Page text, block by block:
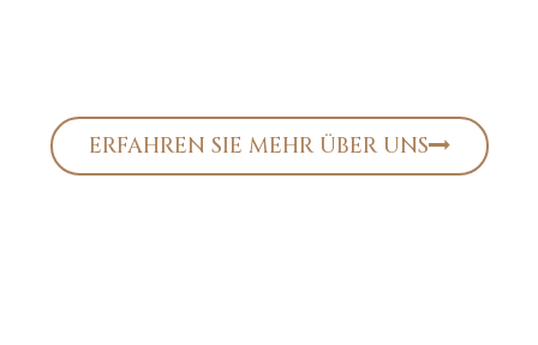
ERFAHREN SIE MEHR ÜBER UNS